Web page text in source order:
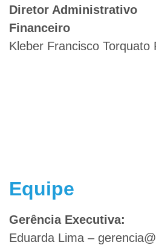
Diretor Administrativo
Financeiro
Kleber Francisco Torquato
Equipe
Gerência Executiva:
Eduarda Lima –